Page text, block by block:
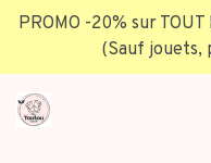
PROMO -20% sur
(Sauf jouets,